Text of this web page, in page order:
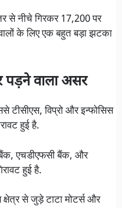
से नीचे गिरकर 17,200 पर
के लिए एक बहुत बड़ा झटका
पड़ने वाला असर
टीसीएस, विप्रो और इन्फोसिस
हुई है.
एचडीएफसी बैंक, और
हुई है.
से जुड़े टाटा मोटर्स और